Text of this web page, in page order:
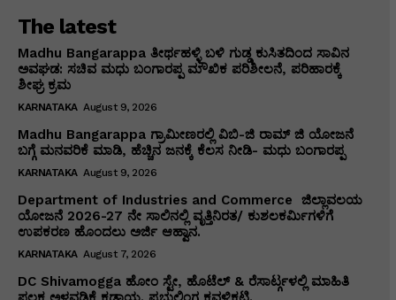
The latest
Madhu Bangarappa ತೀರ್ಥಹಳ್ಳಿ ಬಳಿ ಗುಡ್ಡ ಕುಸಿತದಿಂದ ಸಾವಿನ
ಅವಘಡ: ಸಚಿವ ಮಧು ಬಂಗಾರಪ್ಪ ಮೌಖಿಕ ಪರಿಶೀಲನೆ, ಪರಿಹಾರಕ್ಕೆ
ಶೀಘ್ರ ಕ್ರಮ
KARNATAKA August 9, 2026
Madhu Bangarappa ಗ್ರಾಮೀಣರಲ್ಲಿ ವಿಬಿ-ಜಿ ರಾಮ್ ಜಿ ಯೋಜನೆ
ಬಗ್ಗೆ ಮನವರಿಕೆ ಮಾಡಿ, ಹೆಚ್ಚಿನ ಜನಕ್ಕೆ ಕೆಲಸ ನೀಡಿ- ಮಧು ಬಂಗಾರಪ್ಪ
KARNATAKA August 9, 2026
Department of Industries and Commerce ಜಿಲ್ಲಾವಲಯ
ಯೋಜನೆ 2026-27 ನೇ ಸಾಲಿನಲ್ಲಿ ವೃತ್ತಿನಿರತ/ ಕುಶಲಕರ್ಮಿಗಳಿಗೆ
ಉಪಕರಣ ಹೊಂದಲು ಅರ್ಜಿ ಆಹ್ವಾನ.
KARNATAKA August 7, 2026
DC Shivamogga ಹೋಂ ಸ್ಟೇ, ಹೊಟೆಲ್ & ರೆಸಾರ್ಟ್ಗಳಲ್ಲಿ ಮಾಹಿತಿ